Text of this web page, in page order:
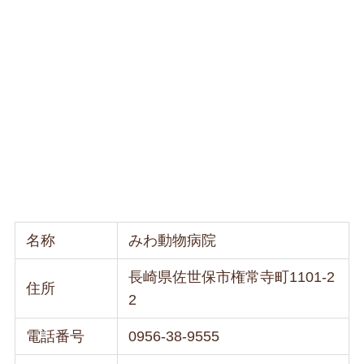
名称 みわ動物病院
住所
長崎県佐世保市権常寺町1101-2
2
電話番号 0956-38-9555